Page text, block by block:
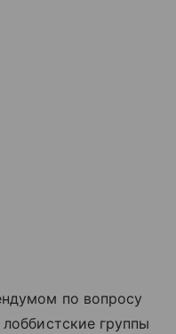
по вопросу
группы